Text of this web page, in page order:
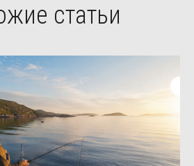
статьи